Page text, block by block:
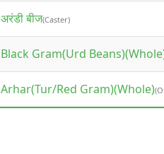
अरंडी बीज(Caster)
Black Gram(Urd
Arhar(Tur/Red Gram)(Whole)